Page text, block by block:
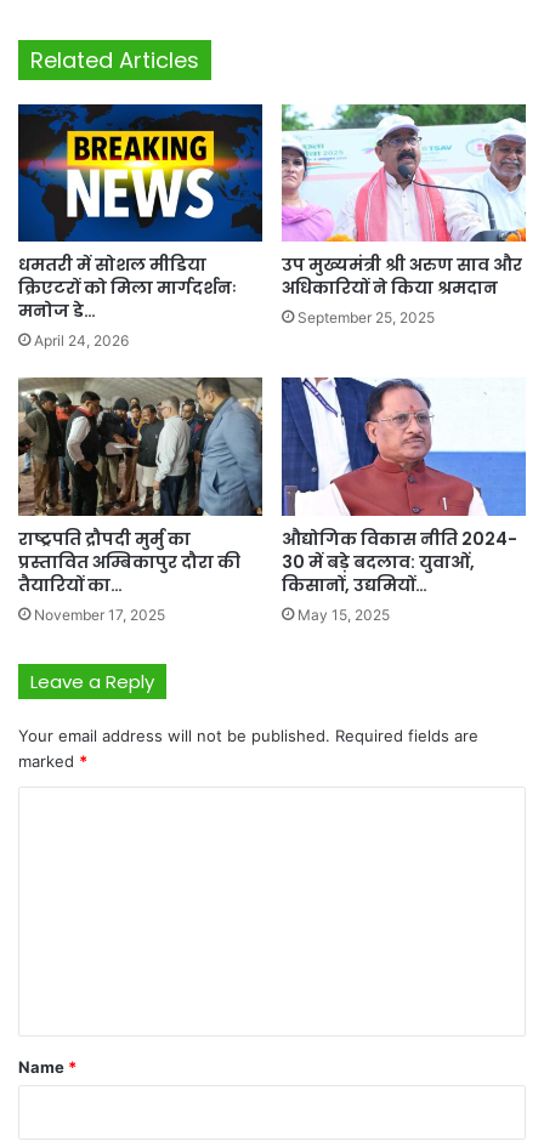
Related Articles
धमतरी में सोशल मीडिया
क्रिएटरों को मिला मार्गदर्शनः
मनोज डे…
April 24, 2026
उप मुख्यमंत्री श्री अरुण साव और
अधिकारियों ने किया श्रमदान
September 25, 2025
राष्ट्रपति द्रौपदी मुर्मु का
प्रस्तावित अम्बिकापुर दौरा की
तैयारियों का…
November 17, 2025
औद्योगिक विकास नीति 2024-
30 में बड़े बदलाव: युवाओं,
किसानों, उद्यमियों…
May 15, 2025
Leave a Reply
Your email address will not be published. Required fields are
marked *
*
Name *